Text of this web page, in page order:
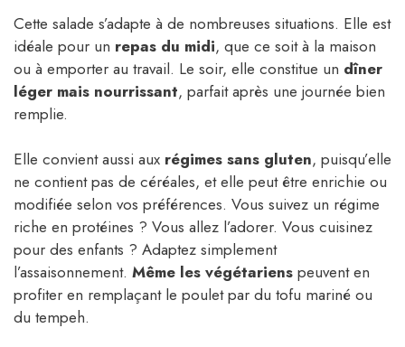
Cette salade s’adapte à de nombreuses situations. Elle est
idéale pour un repas du midi, que ce soit à la maison
ou à emporter au travail. Le soir, elle constitue un dîner
léger mais nourrissant, parfait après une journée bien
remplie.
Elle convient aussi aux régimes sans gluten, puisqu’elle
ne contient pas de céréales, et elle peut être enrichie ou
modifiée selon vos préférences. Vous suivez un régime
riche en protéines ? Vous allez l’adorer. Vous cuisinez
pour des enfants ? Adaptez simplement
l’assaisonnement. Même les végétariens peuvent en
profiter en remplaçant le poulet par du tofu mariné ou
du tempeh.